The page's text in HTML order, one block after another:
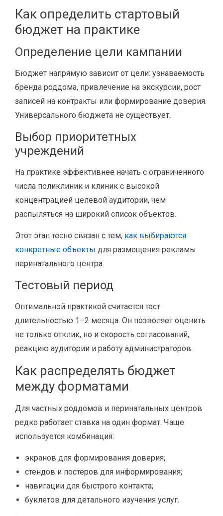
Как определить стартовый
бюджет на практике
Определение цели кампании
Бюджет напрямую зависит от цели: узнаваемость
бренда роддома, привлечение на экскурсии, рост
записей на контракты или формирование доверия.
Универсального бюджета не существует.
Выбор приоритетных
учреждений
На практике эффективнее начать с ограниченного
числа поликлиник и клиник с высокой
концентрацией целевой аудитории, чем
распыляться на широкий список объектов.
Этот этап тесно связан с тем, как выбираются
конкретные объекты для размещения рекламы
перинатального центра.
Тестовый период
Оптимальной практикой считается тест
длительностью 1–2 месяца. Он позволяет оценить
не только отклик, но и скорость согласований,
реакцию аудитории и работу администраторов.
Как распределять бюджет
между форматами
Для частных роддомов и перинатальных центров
редко работает ставка на один формат. Чаще
используется комбинация:
экранов для формирования доверия;
стендов и постеров для информирования;
навигации для быстрого контакта;
буклетов для детального изучения услуг.